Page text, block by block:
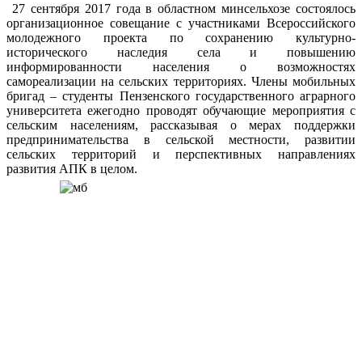
27 сентября 2017 года в областном минсельхозе состоялось
организационное совещание с участниками Всероссийского
молодежного проекта по сохранению культурно-
исторического наследия села и повышению
информированности населения о возможностях
самореализации на сельских территориях. Члены мобильных
бригад – студенты Пензенского государственного аграрного
университета ежегодно проводят обучающие мероприятия с
сельским населениям, рассказывая о мерах поддержки
предпринимательства в сельской местности, развитии
сельских территорий и перспективных направлениях
развития АПК в целом.